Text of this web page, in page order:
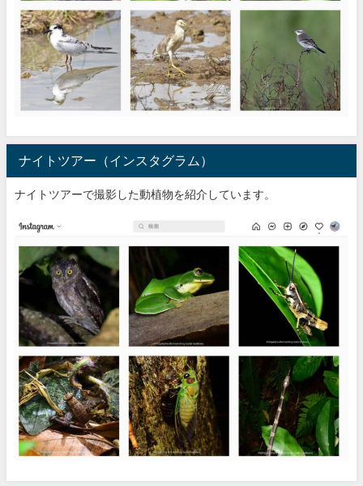
ナイトツアー（インスタグラム）
ナイトツアーで撮影した動植物を紹介しています。